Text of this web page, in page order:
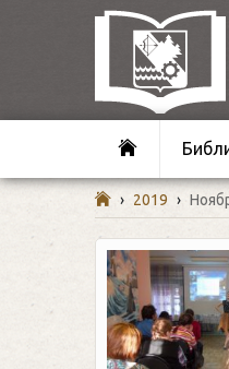
› 2019 ›